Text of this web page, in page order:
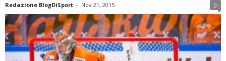
Redazione BlogDiSport - Nov 21, 2015 0